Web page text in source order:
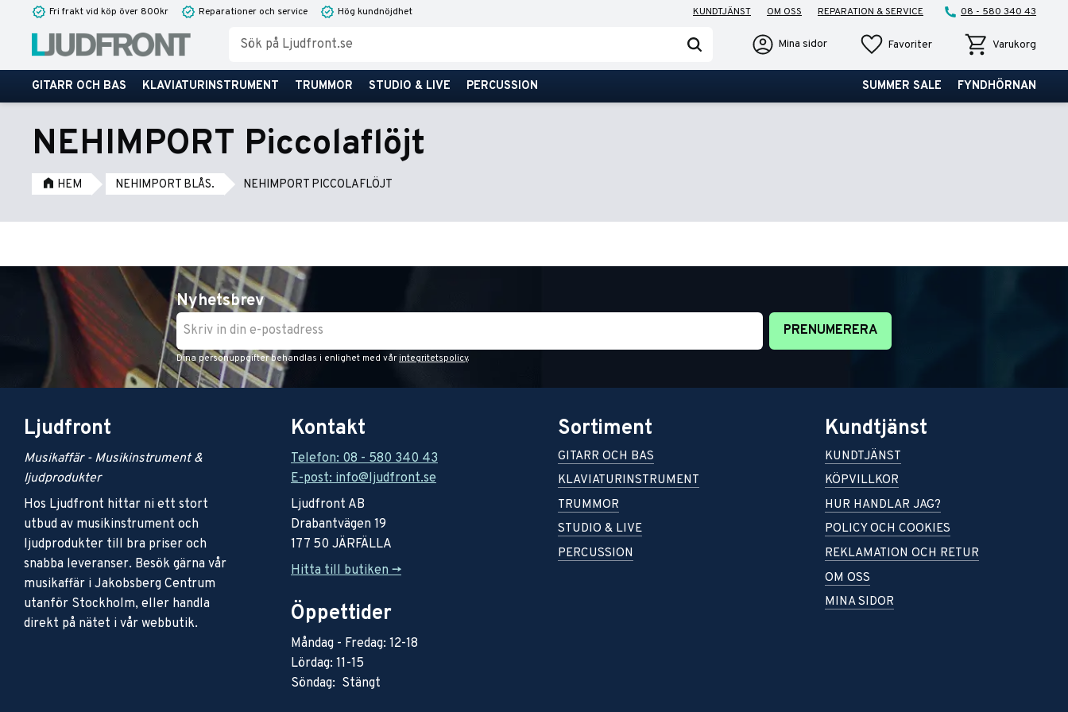
Fri frakt vid köp över 800kr Reparationer och service Hög kundnöjdhet KUNDTJÄNST OM OSS REPARATION & SERVICE 08 - 580 340 43
Mina sidor FavoriterFavoriter KundvagnVarukorg
GITARR OCH BAS KLAVIATURINSTRUMENT TRUMMOR STUDIO & LIVE PERCUSSION SUMMER SALE FYNDHÖRNAN
NEHIMPORT Piccolaflöjt
HEM NEHIMPORT BLÅS. NEHIMPORT PICCOLAFLÖJT
Nyhetsbrev
PRENUMERERA
Dina personuppgifter behandlas i enlighet med vår integritetspolicy.
Ljudfront
Musikaffär - Musikinstrument &
ljudprodukter
Hos Ljudfront hittar ni ett stort
utbud av musikinstrument och
ljudprodukter till bra priser och
snabba leveranser. Besök gärna vår
musikaffär i Jakobsberg Centrum
utanför Stockholm, eller handla
direkt på nätet i vår webbutik.
Kontakt
Telefon: 08 - 580 340 43
E-post: info@ljudfront.se
Ljudfront AB
Drabantvägen 19
177 50 JÄRFÄLLA
Hitta till butiken ->
Öppettider
Måndag - Fredag: 12-18
Lördag: 11-15
Söndag: Stängt
Sortiment
GITARR OCH BAS
KLAVIATURINSTRUMENT
TRUMMOR
STUDIO & LIVE
PERCUSSION
Kundtjänst
KUNDTJÄNST
KÖPVILLKOR
HUR HANDLAR JAG?
POLICY OCH COOKIES
REKLAMATION OCH RETUR
OM OSS
MINA SIDOR